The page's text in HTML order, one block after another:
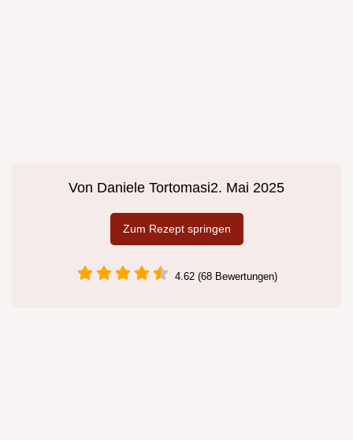
Von Daniele Tortomasi2. Mai 2025
Zum Rezept springen
4.62 (68 Bewertungen)